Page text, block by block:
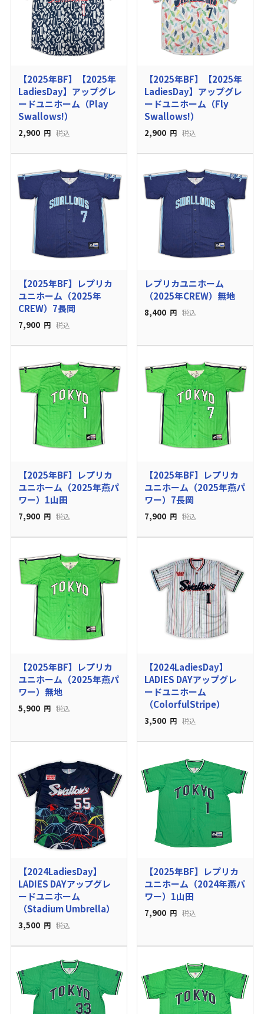
【2025年BF】【2025年
LadiesDay】アップグレ
ードユニホーム（Play
Swallows!）
2,900 円 税込
【2025年BF】【2025年
LadiesDay】アップグレ
ードユニホーム（Fly
Swallows!）
2,900 円 税込
【2025年BF】レプリカ
ユニホーム（2025年
CREW）7長岡
7,900 円 税込
レプリカユニホーム
（2025年CREW）無地
8,400 円 税込
【2025年BF】レプリカ
ユニホーム（2025年燕パ
ワー）1山田
7,900 円 税込
【2025年BF】レプリカ
ユニホーム（2025年燕パ
ワー）7長岡
7,900 円 税込
【2025年BF】レプリカ
ユニホーム（2025年燕パ
ワー）無地
5,900 円 税込
【2024LadiesDay】
LADIES DAYアップグレ
ードユニホーム
（ColorfulStripe）
3,500 円 税込
【2024LadiesDay】
LADIES DAYアップグレ
ードユニホーム
（Stadium Umbrella）
3,500 円 税込
【2025年BF】レプリカ
ユニホーム（2024年燕パ
ワー）1山田
7,900 円 税込